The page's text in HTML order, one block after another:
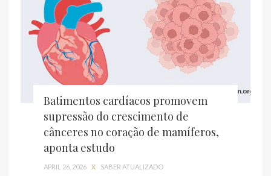
Batimentos cardíacos promovem
supressão do crescimento de
cânceres no coração de mamíferos,
aponta estudo
APRIL 26, 2026 X SABER ATUALIZADO